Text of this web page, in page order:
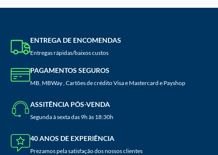
ENTREGA DE ENCOMENDAS
Entregas rápidas/baixos custos
PAGAMENTOS SEGUROS
MB, MBWay , Cartões de crédito Visa e Mastercard e Payshop
ASSITÊNCIA PÓS-VENDA
Segunda à sexta das 9h às 18:30h
40 ANOS DE EXPERIÊNCIA
Prezamos pela satisfação dos nossos clientes